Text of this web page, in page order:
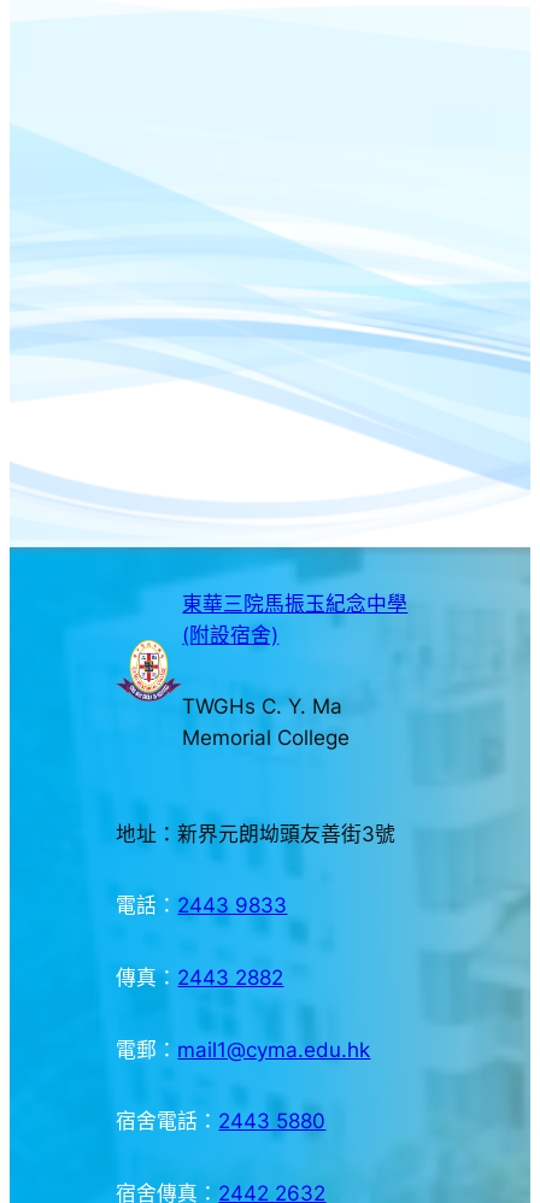
東華三院馬振玉紀念中學
(附設宿舍)
TWGHs C. Y. Ma
Memorial College
地址：新界元朗坳頭友善街3號
電話： 2443 9833
傳真： 2443 2882
電郵： mail1@cyma.edu.hk
宿舍電話： 2443 5880
宿舍傳真： 2442 2632